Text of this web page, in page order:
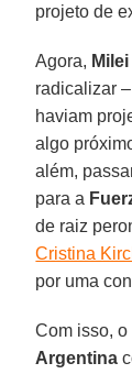
projeto de
Agora, Milei
radicalizar
haviam
algo
além,
para a
de raiz
Cristina
por uma
Com isso,
Argentina